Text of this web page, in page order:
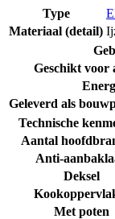
Type
Materiaal (detail)
Geschikt voor
Geleverd als
Technische
Aantal
Anti-
Deksel
Met poten